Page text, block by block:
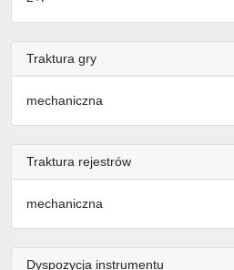
Traktura gry
mechaniczna
Traktura rejestrów
mechaniczna
Dyspozycja instrumentu